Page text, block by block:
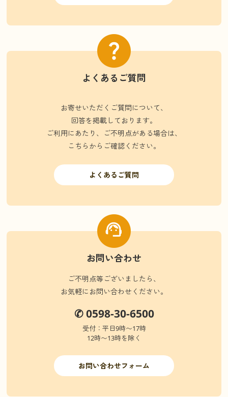
よくあるご質問
お寄せいただくご質問について、
回答を掲載しております。
ご利用にあたり、ご不明点がある場合は、
こちらからご確認ください。
よくあるご質問
お問い合わせ
ご不明点等ございましたら、
お気軽にお問い合わせください。
✆ 0598-30-6500
受付：平日9時〜17時
12時〜13時を除く
お問い合わせフォーム